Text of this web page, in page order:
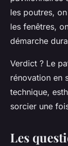
les poutres,
les fenêtres,
démarche
Verdict ? Le
rénovation en
technique,
sorcier une
Les